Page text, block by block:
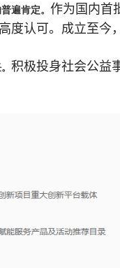
遍肯定。 作为国内首
度认可。成立至
积极投身社会公益